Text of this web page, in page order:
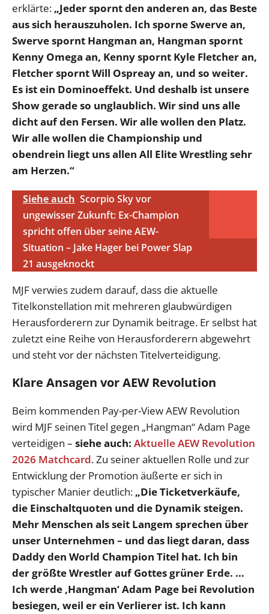
erklärte: „Jeder spornt den anderen an, das Beste
aus sich herauszuholen. Ich sporne Swerve an,
Swerve spornt Hangman an, Hangman spornt
Kenny Omega an, Kenny spornt Kyle Fletcher an,
Fletcher spornt Will Ospreay an, und so weiter.
Es ist ein Dominoeffekt. Und deshalb ist unsere
Show gerade so unglaublich. Wir sind uns alle
dicht auf den Fersen. Wir alle wollen den Platz.
Wir alle wollen die Championship und
obendrein liegt uns allen All Elite Wrestling sehr
am Herzen.“
Siehe auch Scorpio Sky vor
ungewisser Zukunft: Ex-Champion
spricht offen über seine AEW-
Situation – Jake Hager bei Power Slap
21 ausgeknockt
MJF verwies zudem darauf, dass die aktuelle
Titelkonstellation mit mehreren glaubwürdigen
Herausforderern zur Dynamik beitrage. Er selbst hat
zuletzt eine Reihe von Herausforderern abgewehrt
und steht vor der nächsten Titelverteidigung.
Klare Ansagen vor AEW Revolution
Beim kommenden Pay-per-View AEW Revolution
wird MJF seinen Titel gegen „Hangman“ Adam Page
verteidigen – siehe auch: Aktuelle AEW Revolution
2026 Matchcard. Zu seiner aktuellen Rolle und zur
Entwicklung der Promotion äußerte er sich in
typischer Manier deutlich: „Die Ticketverkäufe,
die Einschaltquoten und die Dynamik steigen.
Mehr Menschen als seit Langem sprechen über
unser Unternehmen – und das liegt daran, dass
Daddy den World Champion Titel hat. Ich bin
der größte Wrestler auf Gottes grüner Erde. …
Ich werde ‚Hangman‘ Adam Page bei Revolution
besiegen, weil er ein Verlierer ist. Ich kann